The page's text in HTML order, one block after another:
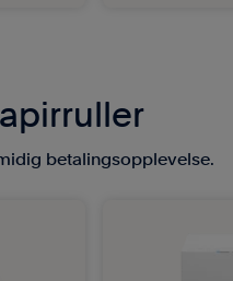
betalingsopplevelse.